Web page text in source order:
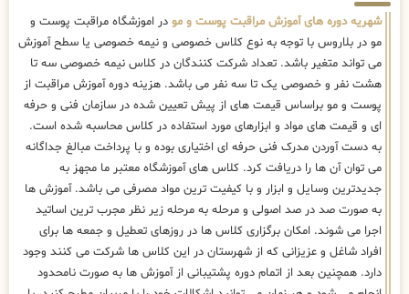
شهریه دوره های آموزش مراقبت پوست و مو در اموزشگاه مراقبت پوست و
مو در بلاروس با توجه به نوع کلاس خصوصی و نیمه خصوصی یا سطح آموزش
می تواند متغیر باشد. تعداد شرکت کنندگان در کلاس نیمه خصوصی سه تا
هشت نفر و خصوصی یک تا سه نفر می باشد. هزینه دوره آموزش مراقبت از
پوست و مو براساس قیمت های از پیش تعیین شده در سازمان فنی و حرفه
ای و قیمت های مواد و ابزارهای مورد استفاده در کلاس محاسبه شده است.
به دست آوردن مدرک فنی حرفه ای اختیاری بوده و با پرداخت مبالغ جداگانه
می توان آن ها را دریافت کرد. کلاس های آموزشگاه معتبر ما مجهز به
جدیدترین وسایل و ابزار و با کیفیت ترین مواد مصرفی می باشد. آموزش ها
به صورت صد در صد اصولی و مرحله به مرحله زیر نظر مجرب ترین اساتید
اجرا می شوند. امکان برگزاری کلاس ها در روزهای تعطیل و جمعه ها برای
افراد شاغل و عزیزانی که از شهرستان در این کلاس ها شرکت می کنند وجود
دارد. همچنین بعد از اتمام دوره پشتیبانی از آموزش ها به صورت نامحدود